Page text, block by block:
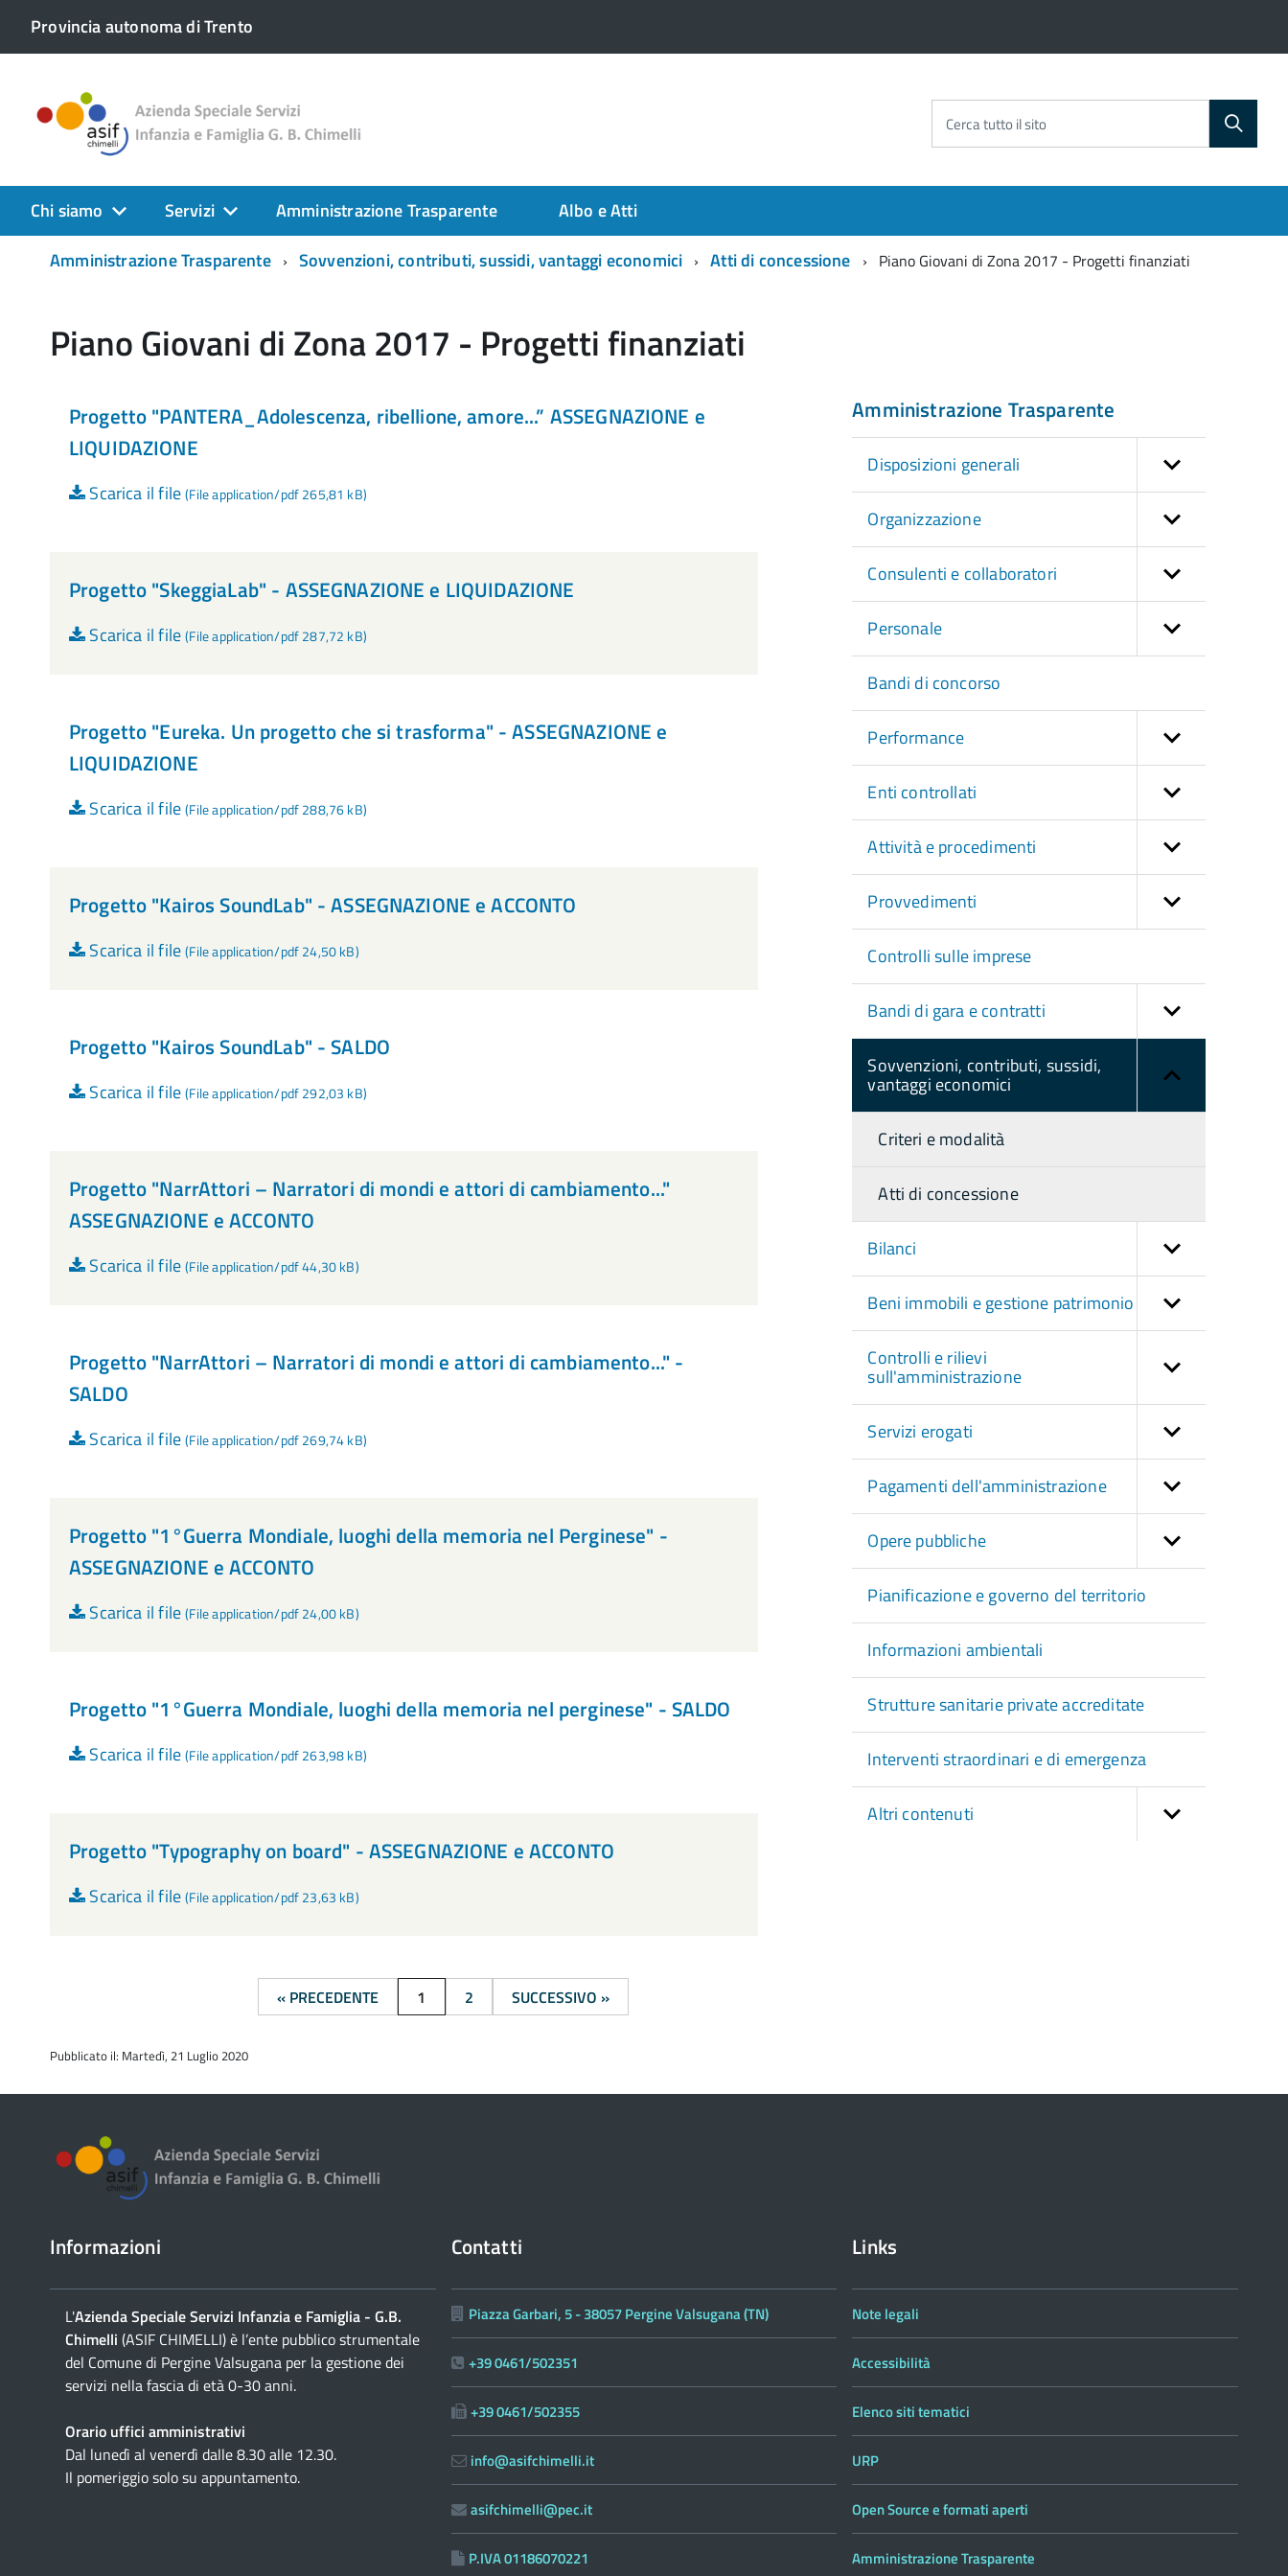
Provincia autonoma di Trento
Cerca tutto il sito
Chi siamo Servizi Amministrazione Trasparente
Albo e Atti
Amministrazione Trasparente
Sovvenzioni, contributi, sussidi, vantaggi economici Atti di concessione Piano Giovani di Zona 2017 - Progetti finanziati
Piano Giovani di Zona 2017 - Progetti finanziati
Progetto "PANTERA_Adolescenza, ribellione, amore...” ASSEGNAZIONE e
LIQUIDAZIONE
Scarica il file(File application/pdf 265,81 kB)
Progetto "SkeggiaLab" - ASSEGNAZIONE e LIQUIDAZIONE
Scarica il file(File application/pdf 287,72 kB)
Progetto "Eureka. Un progetto che si trasforma" - ASSEGNAZIONE e
LIQUIDAZIONE
Scarica il file(File application/pdf 288,76 kB)
Progetto "Kairos SoundLab" - ASSEGNAZIONE e ACCONTO
Scarica il file(File application/pdf 24,50 kB)
Progetto "Kairos SoundLab" - SALDO
Scarica il file(File application/pdf 292,03 kB)
Progetto "NarrAttori – Narratori di mondi e attori di cambiamento..."
ASSEGNAZIONE e ACCONTO
Scarica il file(File application/pdf 44,30 kB)
Progetto "NarrAttori – Narratori di mondi e attori di cambiamento..." -
SALDO
Scarica il file(File application/pdf 269,74 kB)
Progetto "1°Guerra Mondiale, luoghi della memoria nel Perginese" -
ASSEGNAZIONE e ACCONTO
Scarica il file(File application/pdf 24,00 kB)
Progetto "1°Guerra Mondiale, luoghi della memoria nel perginese" - SALDO
Scarica il file(File application/pdf 263,98 kB)
Progetto "Typography on board" - ASSEGNAZIONE e ACCONTO
Scarica il file(File application/pdf 23,63 kB)
« PRECEDENTE 1 2 SUCCESSIVO »
Amministrazione Trasparente
Disposizioni generali
Organizzazione
Consulenti e collaboratori
Personale
Bandi di concorso
Performance
Enti controllati
Attività e procedimenti
Provvedimenti
Controlli sulle imprese
Bandi di gara e contratti
Sovvenzioni, contributi, sussidi,
vantaggi economici
Criteri e modalità
Atti di concessione
Bilanci
Beni immobili e gestione patrimonio
Controlli e rilievi
sull'amministrazione
Servizi erogati
Pagamenti dell'amministrazione
Opere pubbliche
Pianificazione e governo del territorio
Informazioni ambientali
Strutture sanitarie private accreditate
Interventi straordinari e di emergenza
Altri contenuti
Pubblicato il: Martedì, 21 Luglio 2020
Informazioni
L'Azienda Speciale Servizi Infanzia e Famiglia - G.B.
Chimelli (ASIF CHIMELLI) è l’ente pubblico strumentale
del Comune di Pergine Valsugana per la gestione dei
servizi nella fascia di età 0-30 anni.
Orario uffici amministrativi
Dal lunedì al venerdì dalle 8.30 alle 12.30.
Il pomeriggio solo su appuntamento.
Contatti
Piazza Garbari, 5 - 38057 Pergine Valsugana (TN)
+39 0461/502351
+39 0461/502355
info@asifchimelli.it
asifchimelli@pec.it
P.IVA 01186070221
Links
Note legali
Accessibilità
Elenco siti tematici
URP
Open Source e formati aperti
Amministrazione Trasparente